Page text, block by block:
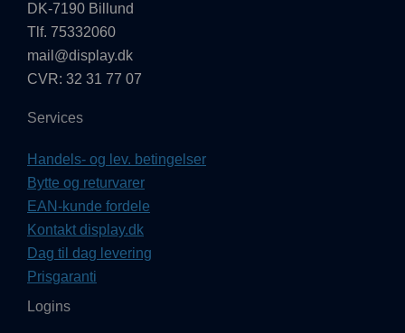
DK-7190 Billund
Tlf. 75332060
mail@display.dk
CVR: 32 31 77 07
Services
Handels- og lev. betingelser
Bytte og returvarer
EAN-kunde fordele
Kontakt display.dk
Dag til dag levering
Prisgaranti
Logins